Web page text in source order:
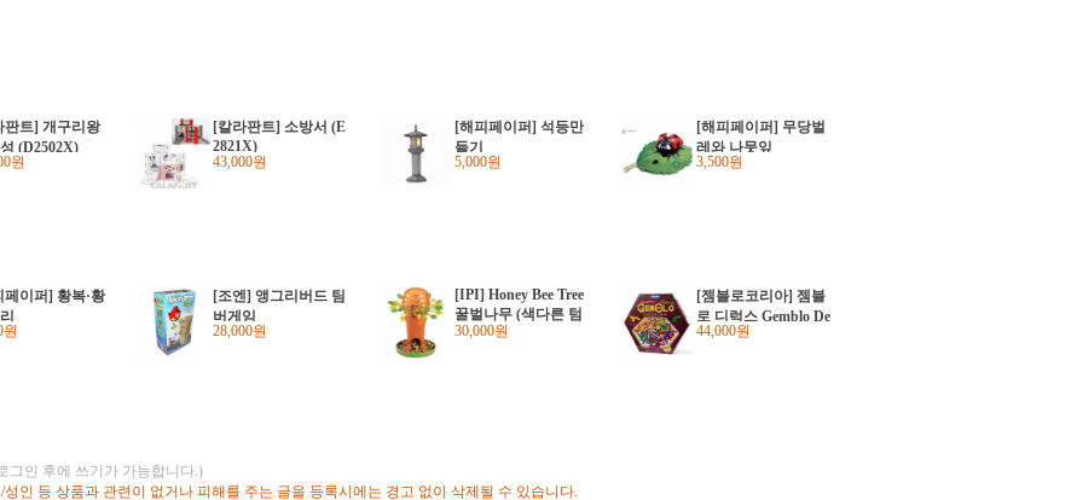
판트] 개구리왕
(D2502X)
원
[칼라판트] 소방서 (E
2821X)
43,000원
[해피페이퍼] 석등만
들기
5,000원
[해피페이퍼] 무당벌
레와 나뭇잎
3,500원
페이퍼] 황복·황
원
[조엔] 앵그리버드 팀
버게임
28,000원
[IPI] Honey Bee Tree
꿀벌나무 (색다른 텀
블링몽키~)
30,000원
[젬블로코리아] 젬블
로 디럭스 Gemblo De
luxe (1인용 퍼즐게임
44,000원
그인 후에 쓰기가 가능합니다.)
인 등 상품과 관련이 없거나 피해를 주는 글을 등록시에는 경고 없이 삭제될 수 있습니다.